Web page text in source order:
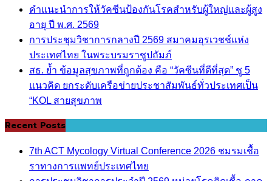
คำแนะนำการให้วัคซีนป้องกันโรคสำหรับผู้ใหญ่และผู้สูง
อายุ ปี พ.ศ. 2569
การประชุมวิชาการกลางปี 2569 สมาคมอุรเวชช์แห่ง
ประเทศไทย ในพระบรมราชูปถัมภ์
สธ. ย้ำ ข้อมูลสุขภาพที่ถูกต้อง คือ “วัคซีนที่ดีที่สุด” ชู 5
แนวคิด ยกระดับเครือข่ายประชาสัมพันธ์ทั่วประเทศเป็น
“KOL สายสุขภาพ
Recent Posts
7th ACT Mycology Virtual Conference 2026 ชมรมเชื้อ
ราทางการแพทย์ประเทศไทย